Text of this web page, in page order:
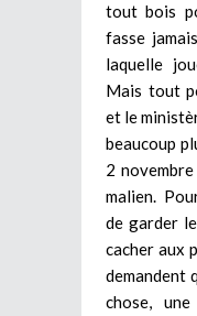
tout bois
fasse
laquelle
Mais tout
et le
beaucoup
2
malien.
de garder
cacher aux
demandent
chose,